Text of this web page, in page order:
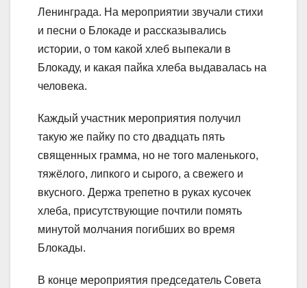
Ленинграда. На мероприятии звучали стихи
и песни о Блокаде и рассказывались
истории, о том какой хлеб выпекали в
Блокаду, и какая пайка хлеба выдавалась на
человека.
Каждый участник мероприятия получил
такую же пайку по сто двадцать пять
священных грамма, но не того маленького,
тяжёлого, липкого и сырого, а свежего и
вкусного. Держа трепетно в руках кусочек
хлеба, присутствующие почтили помять
минутой молчания погибших во время
Блокады.
В конце мероприятия председатель Совета